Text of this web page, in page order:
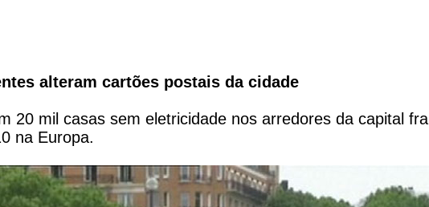
alteram cartões postais da cidade
20 mil casas sem eletricidade nos arredores da capital
na Europa.